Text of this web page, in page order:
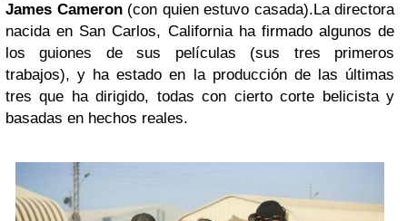
James Cameron(con quien estuvo casada). La directora
nacida en San Carlos, California ha firmado algunos de
los guiones de sus películas (sus tres primeros
trabajos), y ha estado en la producción de las últimas
tres que ha dirigido, todas con cierto corte belicista y
basadas en hechos reales.